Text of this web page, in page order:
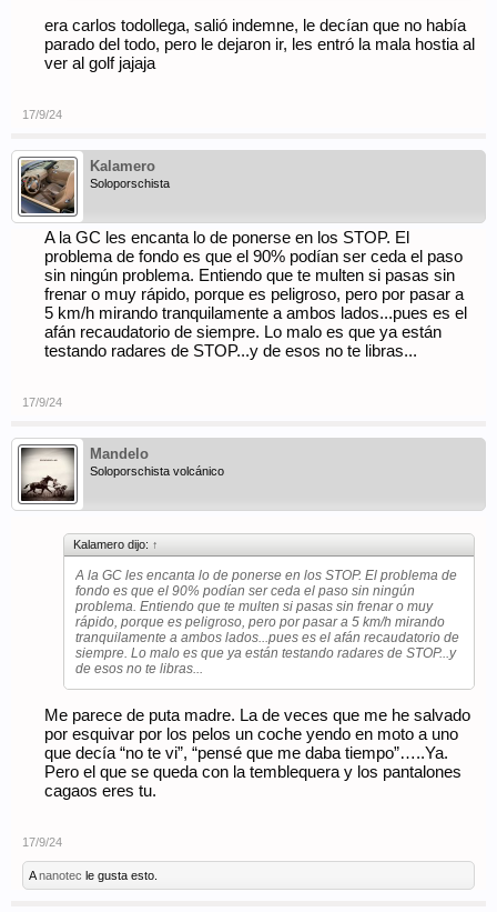
era carlos todollega, salió indemne, le decían que no había
parado del todo, pero le dejaron ir, les entró la mala hostia al
ver al golf jajaja
17/9/24
Kalamero
Soloporschista
A la GC les encanta lo de ponerse en los STOP. El
problema de fondo es que el 90% podían ser ceda el paso
sin ningún problema. Entiendo que te multen si pasas sin
frenar o muy rápido, porque es peligroso, pero por pasar a
5 km/h mirando tranquilamente a ambos lados...pues es el
afán recaudatorio de siempre. Lo malo es que ya están
testando radares de STOP...y de esos no te libras...
17/9/24
Mandelo
Soloporschista volcánico
Kalamero dijo: ↑
A la GC les encanta lo de ponerse en los STOP. El problema de
fondo es que el 90% podían ser ceda el paso sin ningún
problema. Entiendo que te multen si pasas sin frenar o muy
rápido, porque es peligroso, pero por pasar a 5 km/h mirando
tranquilamente a ambos lados...pues es el afán recaudatorio de
siempre. Lo malo es que ya están testando radares de STOP...y
de esos no te libras...
Me parece de puta madre. La de veces que me he salvado
por esquivar por los pelos un coche yendo en moto a uno
que decía “no te vi”, “pensé que me daba tiempo”…..Ya.
Pero el que se queda con la temblequera y los pantalones
cagaos eres tu.
17/9/24
Ananotec le gusta esto.